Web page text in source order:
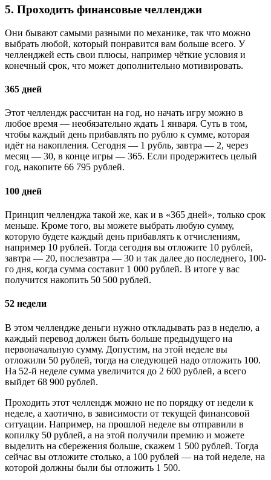
5. Проходить финансовые челленджи
Они бывают самыми разными по механике, так что можно
выбрать любой, который понравится вам больше всего. У
челленджей есть свои плюсы, например чёткие условия и
конечный срок, что может дополнительно мотивировать.
365 дней
Этот челлендж рассчитан на год, но начать игру можно в
любое время — необязательно ждать 1 января. Суть в том,
чтобы каждый день прибавлять по рублю к сумме, которая
идёт на накопления. Сегодня — 1 рубль, завтра — 2, через
месяц — 30, в конце игры — 365. Если продержитесь целый
год, накопите 66 795 рублей.
100 дней
Принцип челленджа такой же, как и в «365 дней», только срок
меньше. Кроме того, вы можете выбрать любую сумму,
которую будете каждый день прибавлять к отчислениям,
например 10 рублей. Тогда сегодня вы отложите 10 рублей,
завтра — 20, послезавтра — 30 и так далее до последнего, 100-
го дня, когда сумма составит 1 000 рублей. В итоге у вас
получится накопить 50 500 рублей.
52 недели
В этом челлендже деньги нужно откладывать раз в неделю, а
каждый перевод должен быть больше предыдущего на
первоначальную сумму. Допустим, на этой неделе вы
отложили 50 рублей, тогда на следующей надо отложить 100.
На 52-й неделе сумма увеличится до 2 600 рублей, а всего
выйдет 68 900 рублей.
Проходить этот челлендж можно не по порядку от недели к
неделе, а хаотично, в зависимости от текущей финансовой
ситуации. Например, на прошлой неделе вы отправили в
копилку 50 рублей, а на этой получили премию и можете
выделить на сбережения больше, скажем 1 500 рублей. Тогда
сейчас вы отложите столько, а 100 рублей — на той неделе, на
которой должны были бы отложить 1 500.